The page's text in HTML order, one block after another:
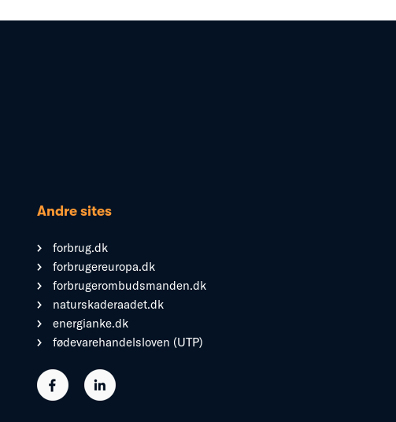
Andre sites
forbrug.dk
forbrugereuropa.dk
forbrugerombudsmanden.dk
naturskaderaadet.dk
energianke.dk
fødevarehandelsloven (UTP)